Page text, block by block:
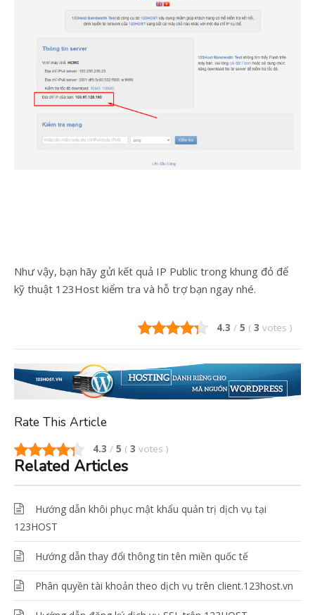
Như vậy, bạn hãy gửi kết quả IP Public trong khung đỏ để
kỹ thuật 123Host kiểm tra và hỗ trợ bạn ngay nhé.
4.3 / 5 ( 3 votes )
Rate This Article
4.3 / 5 ( 3 votes )
Related Articles
Hướng dẫn khôi phục mật khẩu quản trị dịch vụ tại
123HOST
Hướng dẫn thay đổi thông tin tên miền quốc tế
Phân quyền tài khoản theo dịch vụ trên client.123host.vn